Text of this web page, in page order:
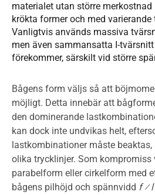
materialet utan större
krökta former och med
Vanligtvis används massiva
men även sammansatta I-
förekommer, särskilt vid större
Bågens form väljs så att
möjligt. Detta innebär att
den dominerande
kan dock inte undvikas helt,
lastkombinationer måste
olika trycklinjer. Som kompromiss
parabelform eller cirkelform med
bågens pilhöjd och spännvidd f ⁄ l